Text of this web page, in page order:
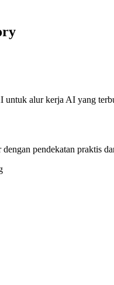
alur kerja AI yang
pendekatan praktis